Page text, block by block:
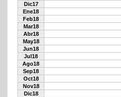
Dic17
Ene18
Feb18
Mar18
Abr18
May18
Jun18
Jul18
Ago18
Sep18
Oct18
Nov18
Dic18